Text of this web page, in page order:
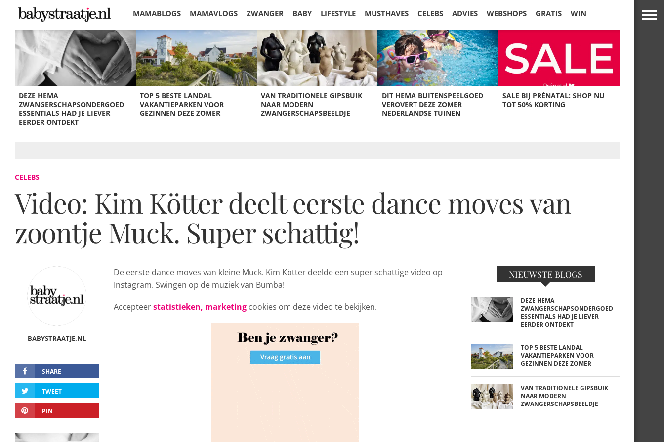
MAMABLOGS MAMAVLOGS ZWANGER BABY LIFESTYLE MUSTHAVES CELEBS ADVIES WEBSHOPS GRATIS WIN
KORTINGEN
DEZE HEMA
ZWANGERSCHAPSONDERGOED
ESSENTIALS HAD JE LIEVER
EERDER ONTDEKT
TOP 5 BESTE LANDAL
VAKANTIEPARKEN VOOR
GEZINNEN DEZE ZOMER
VAN TRADITIONELE GIPSBUIK
NAAR MODERN
ZWANGERSCHAPSBEELDJE
DIT HEMA BUITENSPEELGOED
VEROVERT DEZE ZOMER
NEDERLANDSE TUINEN
SALE BIJ PRÉNATAL: SHOP NU
TOT 50% KORTING
CELEBS
Video: Kim Kötter deelt eerste dance moves van
zoontje Muck. Super schattig!
BABYSTRAATJE.NL
SHARE
TWEET
PIN
De eerste dance moves van kleine Muck. Kim Kötter deelde een super schattige video op
Instagram. Swingen op de muziek van Bumba!
Accepteerstatistieken, marketing cookies om deze video te bekijken.
NIEUWSTE BLOGS
DEZE HEMA
ZWANGERSCHAPSONDERGOED
ESSENTIALS HAD JE LIEVER
EERDER ONTDEKT
TOP 5 BESTE LANDAL
VAKANTIEPARKEN VOOR
GEZINNEN DEZE ZOMER
VAN TRADITIONELE GIPSBUIK
NAAR MODERN
ZWANGERSCHAPSBEELDJE